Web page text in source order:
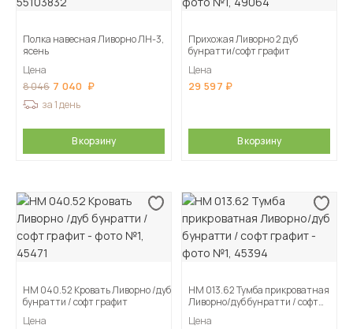
Полка навесная Ливорно ЛН-3,
ясень
Цена
8 046 7 040
за 1 день
В корзину
Прихожая Ливорно 2 дуб
бунратти/софт графит
Цена
29 597
В корзину
НМ 040.52 Кровать Ливорно /дуб
бунратти / софт графит
Цена
НМ 013.62 Тумба прикроватная
Ливорно/дуб бунратти / софт
Цена